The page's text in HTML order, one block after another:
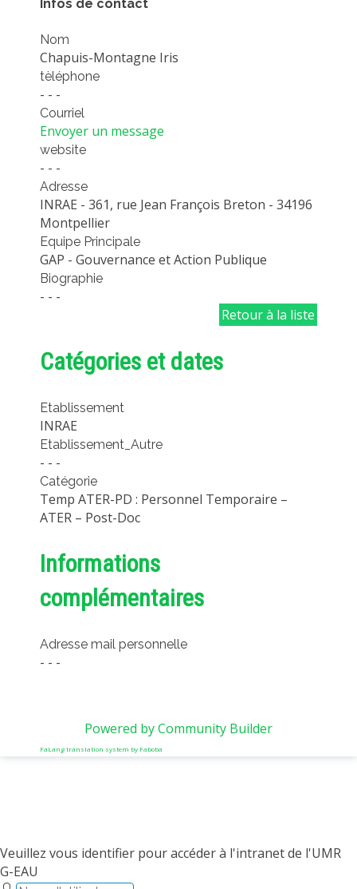
IMPLANTATIONS GÉOGRAPHIQUES
PROJETS EN COURS
PROJETS TERMINÉS
NOS RÉSEAUX SCIENTIFIQUES ET TECHNIQUES
SÉMINAIRES RÉGULIERS
FORMATION
INGÉNIEUR
FORMATION CONTINUE
FORMATION DOCTORALE
PRODUCTION
MÉTHODES ET OUTILS
LOGICIELS
PUBLICATIONS SUR HAL
THÈSES
WORKING PAPERS
NOS TRAVAUX EN VIDÉO
Infos de contact
Nom
Chapuis-Montagne Iris
tèléphone
- - -
Courriel
Envoyer un message
website
- - -
Adresse
INRAE - 361, rue Jean François Breton - 34196
Montpellier
Equipe Principale
GAP - Gouvernance et Action Publique
Biographie
- - -
Retour à la liste
Catégories et dates
Etablissement
INRAE
Etablissement_Autre
- - -
Catégorie
Temp ATER-PD : Personnel Temporaire –
ATER – Post-Doc
Informations
complémentaires
Adresse mail personnelle
- - -
Powered by Community Builder
FaLang translation system by Faboba
Veuillez vous identifier pour accéder à l'intranet de l'UMR
G-EAU